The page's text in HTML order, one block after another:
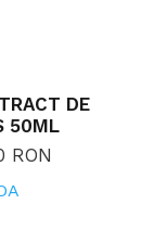
DE
50ML
RON